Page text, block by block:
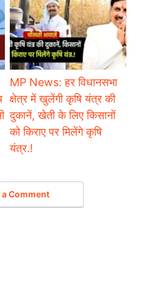
MP News: हर विधानसभा
क्षेत्र में खुलेंगी कृषि यंत्र की
दुकानें, खेती के लिए किसानों
को किराए पर मिलेंगे कृषि
यंत्र.!
a Comment